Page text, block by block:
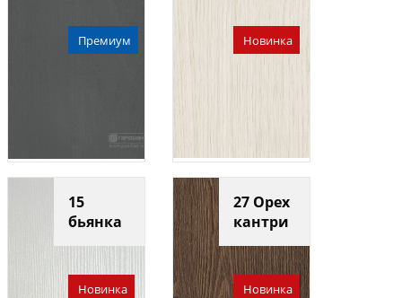
Премиум Новинка
15
бьянка
Новинка
27 Орех
кантри
Новинка